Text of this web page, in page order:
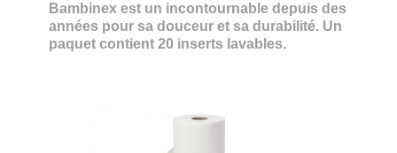
Bambinex est un incontournable depuis des
années pour sa douceur et sa durabilité. Un
paquet contient 20 inserts lavables.